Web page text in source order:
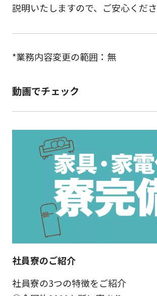
説明いたしますので、ご安心くださ
*業務内容変更の範囲：無
動画でチェック
社員寮のご紹介
社員寮の3つの特徴をご紹介